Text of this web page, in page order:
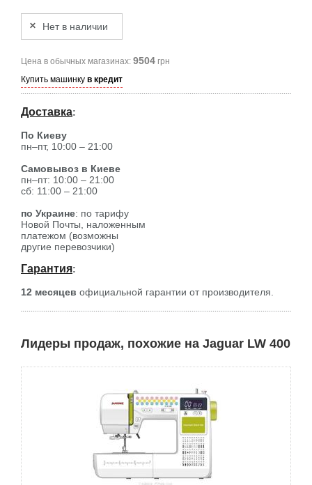
Нет в наличии
Цена в обычных магазинах: 9504 грн
Купить машинку в кредит
Доставка:
По Киеву
пн–пт, 10:00 – 21:00
Самовывоз в Киеве
пн–пт: 10:00 – 21:00
сб: 11:00 – 21:00
по Украине: по тарифу
Новой Почты, наложенным
платежом (возможны
другие перевозчики)
Гарантия:
12 месяцев официальной гарантии от производителя.
Лидеры продаж, похожие на Jaguar LW 400